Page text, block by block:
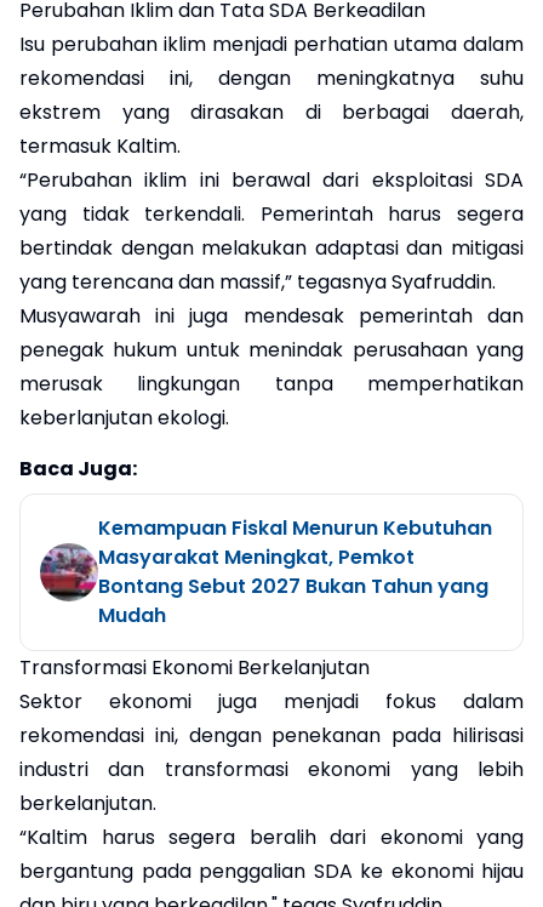
Perubahan Iklim dan Tata SDA Berkeadilan
Isu perubahan iklim menjadi perhatian utama dalam
rekomendasi ini, dengan meningkatnya suhu
ekstrem yang dirasakan di berbagai daerah,
termasuk Kaltim.
“Perubahan iklim ini berawal dari eksploitasi SDA
yang tidak terkendali. Pemerintah harus segera
bertindak dengan melakukan adaptasi dan mitigasi
yang terencana dan massif,” tegasnya Syafruddin.
Musyawarah ini juga mendesak pemerintah dan
penegak hukum untuk menindak perusahaan yang
merusak lingkungan tanpa memperhatikan
keberlanjutan ekologi.
Baca Juga:
Kemampuan Fiskal Menurun Kebutuhan
Masyarakat Meningkat, Pemkot
Bontang Sebut 2027 Bukan Tahun yang
Mudah
Transformasi Ekonomi Berkelanjutan
Sektor ekonomi juga menjadi fokus dalam
rekomendasi ini, dengan penekanan pada hilirisasi
industri dan transformasi ekonomi yang lebih
berkelanjutan.
“Kaltim harus segera beralih dari ekonomi yang
bergantung pada penggalian SDA ke ekonomi hijau